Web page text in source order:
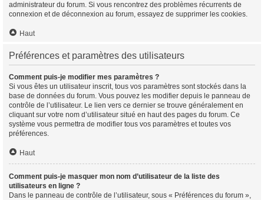
administrateur du forum. Si vous rencontrez des problèmes récurrents de
connexion et de déconnexion au forum, essayez de supprimer les cookies.
Haut
Préférences et paramètres des utilisateurs
Comment puis-je modifier mes paramètres ?
Si vous êtes un utilisateur inscrit, tous vos paramètres sont stockés dans la
base de données du forum. Vous pouvez les modifier depuis le panneau de
contrôle de l’utilisateur. Le lien vers ce dernier se trouve généralement en
cliquant sur votre nom d’utilisateur situé en haut des pages du forum. Ce
système vous permettra de modifier tous vos paramètres et toutes vos
préférences.
Haut
Comment puis-je masquer mon nom d’utilisateur de la liste des
utilisateurs en ligne ?
Dans le panneau de contrôle de l’utilisateur, sous « Préférences du forum »,